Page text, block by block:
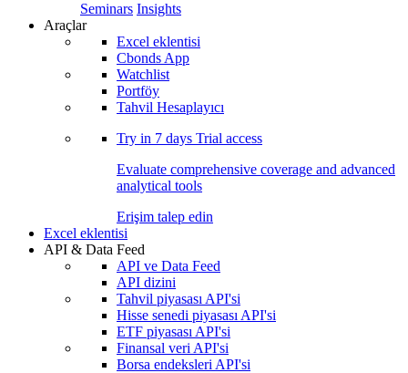
Seminars Insights
Araçlar
Excel eklentisi
Cbonds App
Watchlist
Portföy
Tahvil Hesaplayıcı
Try in 7 days Trial access
Evaluate comprehensive coverage and advanced
analytical tools
Erişim talep edin
Excel eklentisi
API & Data Feed
API ve Data Feed
API dizini
Tahvil piyasası API'si
Hisse senedi piyasası API'si
ETF piyasası API'si
Finansal veri API'si
Borsa endeksleri API'si